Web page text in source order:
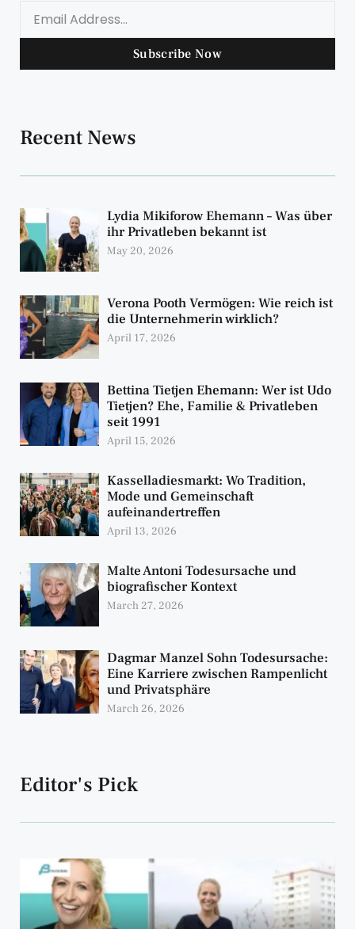
Subscribe Now
Recent News
Lydia Mikiforow Ehemann – Was über
ihr Privatleben bekannt ist
May 20, 2026
Verona Pooth Vermögen: Wie reich ist
die Unternehmerin wirklich?
April 17, 2026
Bettina Tietjen Ehemann: Wer ist Udo
Tietjen? Ehe, Familie & Privatleben
seit 1991
April 15, 2026
Kasselladiesmarkt: Wo Tradition,
Mode und Gemeinschaft
aufeinandertreffen
April 13, 2026
Malte Antoni Todesursache und
biografischer Kontext
March 27, 2026
Dagmar Manzel Sohn Todesursache:
Eine Karriere zwischen Rampenlicht
und Privatsphäre
March 26, 2026
Editor's Pick